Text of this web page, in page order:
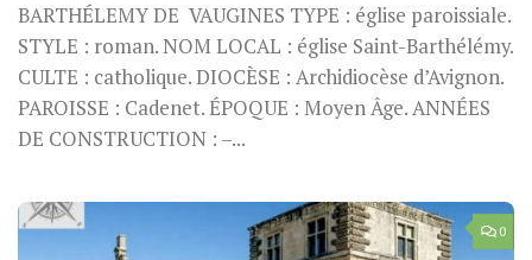
BARTHÉLEMY DE VAUGINES TYPE : église paroissiale.
STYLE : roman. NOM LOCAL : église Saint-Barthélémy.
CULTE : catholique. DIOCÈSE : Archidiocèse d’Avignon.
PAROISSE : Cadenet. ÉPOQUE : Moyen Âge. ANNÉES
DE CONSTRUCTION : –...
0